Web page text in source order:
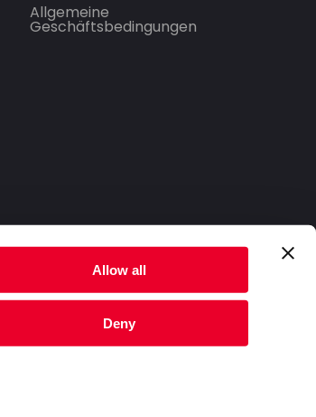
Allow all
Deny
Allgemeine
Geschäftsbedingungen